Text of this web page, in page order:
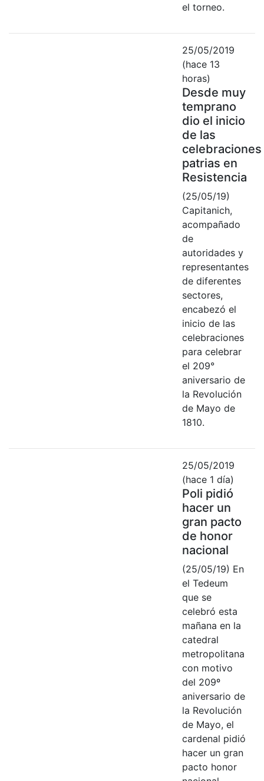
el torneo.
25/05/2019
(hace 13
horas)
Desde muy
temprano
dio el inicio
de las
celebraciones
patrias en
Resistencia
(25/05/19)
Capitanich,
acompañado
de
autoridades y
representantes
de diferentes
sectores,
encabezó el
inicio de las
celebraciones
para celebrar
el 209°
aniversario de
la Revolución
de Mayo de
1810.
25/05/2019
(hace 1 día)
Poli pidió
hacer un
gran pacto
de honor
nacional
(25/05/19) En
el Tedeum
que se
celebró esta
mañana en la
catedral
metropolitana
con motivo
del 209º
aniversario de
la Revolución
de Mayo, el
cardenal pidió
hacer un gran
pacto honor